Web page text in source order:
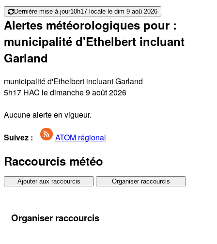
Dernière mise à jour10h17 locale le dim 9 aoû 2026
Alertes météorologiques pour :
municipalité d'Ethelbert incluant
Garland
municipalité d'Ethelbert incluant Garland
5h17 HAC le dimanche 9 août 2026
Aucune alerte en vigueur.
Suivez : ATOM régional
Raccourcis météo
Ajouter aux raccourcis Organiser raccourcis
Organiser raccourcis